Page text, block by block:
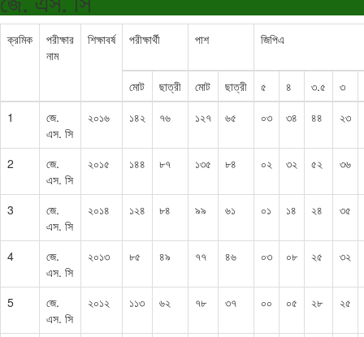
ক্রমিক
পরীক্ষার
নাম
শিক্ষাবর্ষ পরীক্ষার্থী পাশ জিপিএ
মোট ছাত্রী মোট ছাত্রী ৫ ৪ ৩.৫
৩
1
জে.
এস. সি
২০১৬ ১৪২ ৭৬ ১২৭ ৬৫ ০৩ ৩৪ ৪৪ ২৩
2
জে.
এস. সি
২০১৫ ১৪৪ ৮৭ ১৩৫ ৮৪ ০২ ৩২ ৫২ ৩৬
3
জে.
এস. সি
২০১৪ ১২৪ ৮৪ ৯৯ ৬১ ০১ ১৪ ২৪ ৩৫
4
জে.
এস. সি
২০১৩ ৮৫ ৪৯ ৭৭ ৪৬ ০৩ ০৮ ২৫ ৩২
5
জে.
এস. সি
২০১২ ১১৩ ৬২ ৭৮ ৩৭ ০০ ০৫ ২৮ ২৫